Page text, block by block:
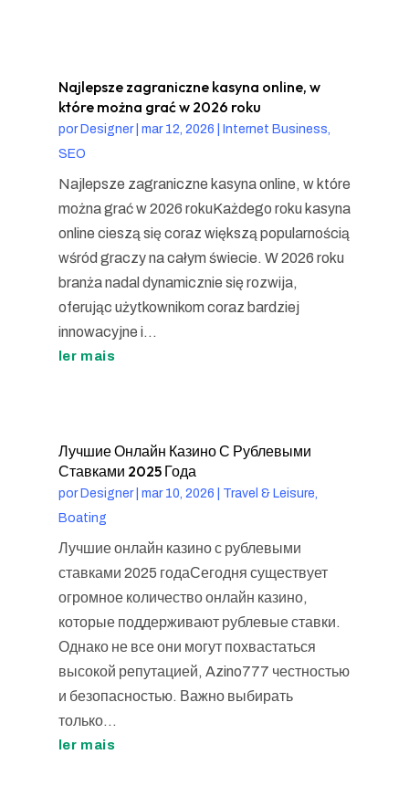
Najlepsze zagraniczne kasyna online, w
które można grać w 2026 roku
por Designer| mar 12, 2026
Internet Business,
SEO
Najlepsze zagraniczne kasyna online, w które
można grać w 2026 rokuKażdego roku kasyna
online cieszą się coraz większą popularnością
wśród graczy na całym świecie. W 2026 roku
branża nadal dynamicznie się rozwija,
oferując użytkownikom coraz bardziej
innowacyjne i...
ler mais
Лучшие Онлайн Казино С Рублевыми
Ставками 2025 Года
por Designer| mar 10, 2026
Travel & Leisure,
Boating
Лучшие онлайн казино с рублевыми
ставками 2025 годаСегодня существует
огромное количество онлайн казино,
которые поддерживают рублевые ставки.
Однако не все они могут похвастаться
высокой репутацией, Azino777 честностью
и безопасностью. Важно выбирать
только...
ler mais